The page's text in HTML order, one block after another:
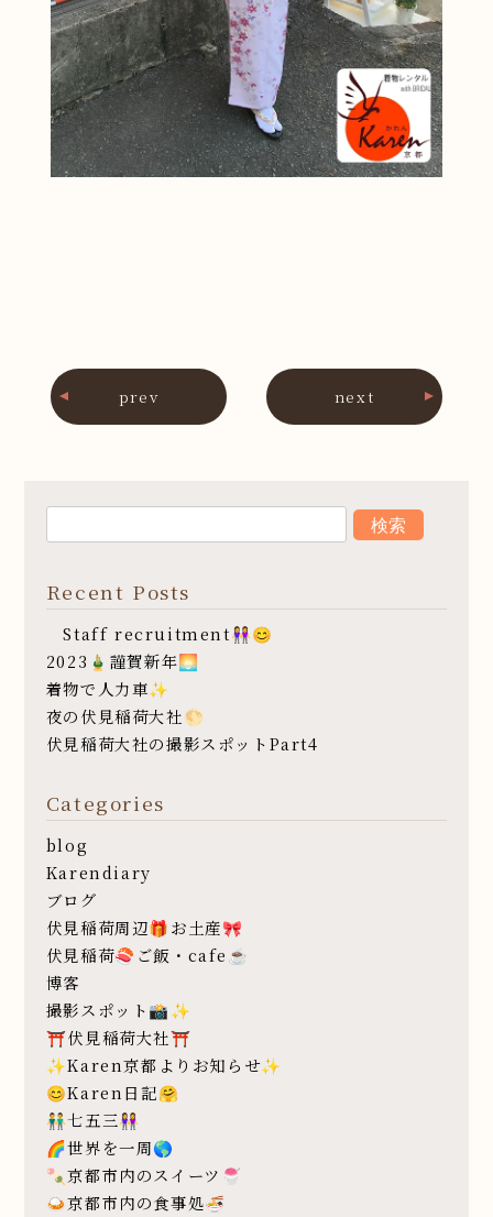
prev next
Recent Posts
Staff recruitment👭😊
2023🎍謹賀新年🌅
着物で人力車✨
夜の伏見稲荷大社🌕
伏見稲荷大社の撮影スポットPart4
Categories
blog
Karendiary
ブログ
伏見稲荷周辺🎁お土産🎀
伏見稲荷🍣ご飯・cafe☕️
博客
撮影スポット📸✨
⛩伏見稲荷大社⛩
✨Karen京都よりお知らせ✨
😊Karen日記🤗
👬七五三👭
🌈世界を一周🌎
🍡京都市内のスイーツ🍧
🍛京都市内の食事処🍜